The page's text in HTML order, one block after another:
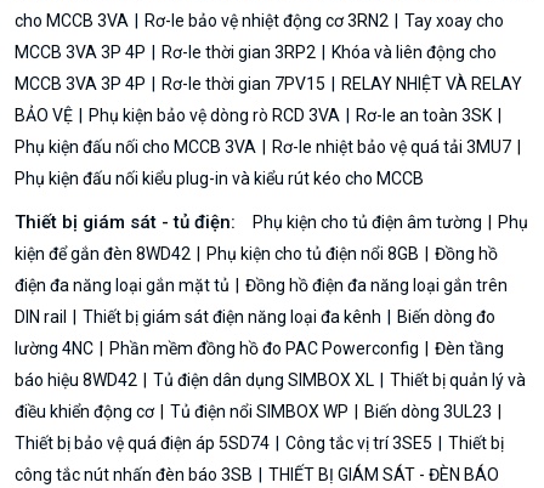
cho MCCB 3VA
Rơ-le bảo vệ nhiệt động cơ 3RN2
Tay xoay cho
MCCB 3VA 3P 4P
Rơ-le thời gian 3RP2
Khóa và liên động cho
MCCB 3VA 3P 4P
Rơ-le thời gian 7PV15
RELAY NHIỆT VÀ RELAY
BẢO VỆ
Phụ kiện bảo vệ dòng rò RCD 3VA
Rơ-le an toàn 3SK
Phụ kiện đấu nối cho MCCB 3VA
Rơ-le nhiệt bảo vệ quá tải 3MU7
Phụ kiện đấu nối kiểu plug-in và kiểu rút kéo cho MCCB
Thiết bị giám sát - tủ điện: Phụ kiện cho tủ điện âm tường
Phụ
kiện để gắn đèn 8WD42
Phụ kiện cho tủ điện nổi 8GB
Đồng hồ
điện đa năng loại gắn mặt tủ
Đồng hồ điện đa năng loại gắn trên
DIN rail
Thiết bị giám sát điện năng loại đa kênh
Biến dòng đo
lường 4NC
Phần mềm đồng hồ đo PAC Powerconfig
Đèn tầng
báo hiệu 8WD42
Tủ điện dân dụng SIMBOX XL
Thiết bị quản lý và
điều khiển động cơ
Tủ điện nổi SIMBOX WP
Biến dòng 3UL23
Thiết bị bảo vệ quá điện áp 5SD74
Công tắc vị trí 3SE5
Thiết bị
công tắc nút nhấn đèn báo 3SB
THIẾT BỊ GIÁM SÁT - ĐÈN BÁO